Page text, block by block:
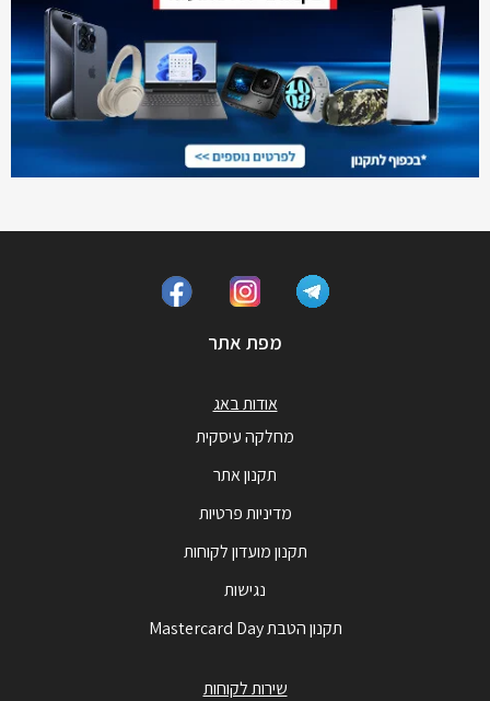
מפת אתר
אודות באג
מחלקה עיסקית
תקנון אתר
מדיניות פרטיות
תקנון מועדון לקוחות
נגישות
תקנון הטבת Mastercard Day
שירות לקוחות